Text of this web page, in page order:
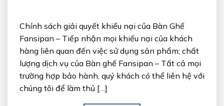
Chính sách giải quyết khiếu nại của Bàn Ghế
Fansipan – Tiếp nhận mọi khiếu nại của khách
hàng liên quan đến việc sử dụng sản phẩm; chất
lượng dịch vụ của Bàn ghế Fansipan – Tất cả mọi
trường hợp bảo hành, quý khách có thể liên hệ với
chúng tôi để làm thủ […]